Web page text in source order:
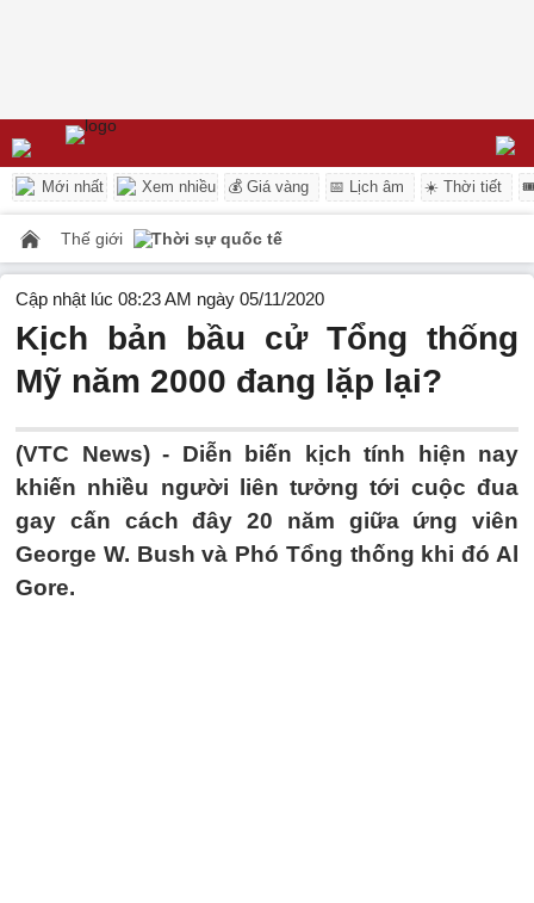
Mới nhất Xem nhiều 💰 Giá vàng 📅 Lịch âm ☀️ Thời tiết
Thế giới Thời sự quốc tế
Cập nhật lúc 08:23 AM ngày 05/11/2020
Kịch bản bầu cử Tổng thống
Mỹ năm 2000 đang lặp lại?
(VTC News) - Diễn biến kịch tính hiện nay
khiến nhiều người liên tưởng tới cuộc đua
gay cấn cách đây 20 năm giữa ứng viên
George W. Bush và Phó Tổng thống khi đó Al
Gore.